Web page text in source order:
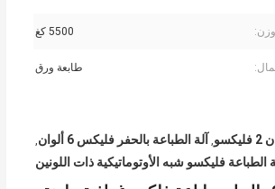
وزن: 5500 كغ
طابعة ورق
, آلة الطباعة بالحفر فليكس 6 ألوان ,
الطباعة فليكسو شبه الأوتوماتيكية ذات اللونين